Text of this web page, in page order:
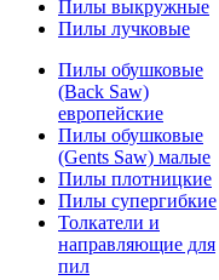
Пилы выкружные
Пилы лучковые
Пилы обушковые
(Back Saw)
европейские
Пилы обушковые
(Gents Saw) малые
Пилы плотницкие
Пилы супергибкие
Толкатели и
направляющие для
пил